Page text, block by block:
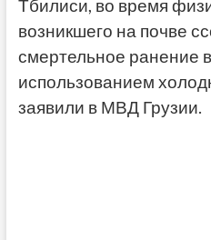
Тбилиси, во время
возникшего на почве
смертельное ранение
использованием
заявили в МВД Грузии.